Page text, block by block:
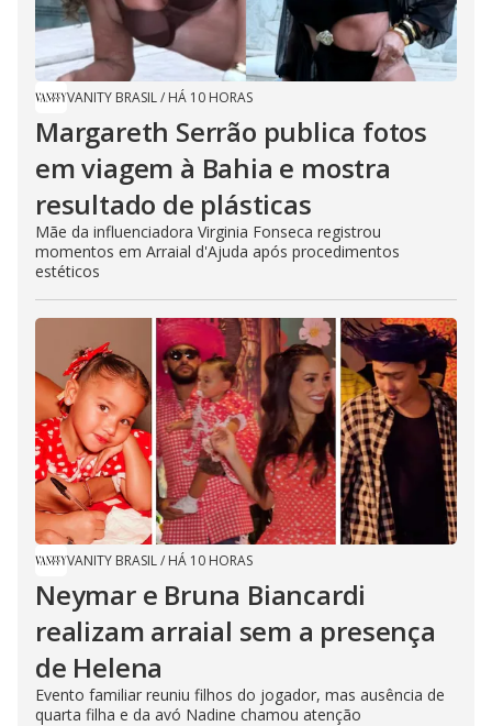
VANITY BRASIL/ HÁ 10 HORAS
Margareth Serrão publica fotos
em viagem à Bahia e mostra
resultado de plásticas
Mãe da influenciadora Virginia Fonseca registrou
momentos em Arraial d'Ajuda após procedimentos
estéticos
VANITY BRASIL/ HÁ 10 HORAS
Neymar e Bruna Biancardi
realizam arraial sem a presença
de Helena
Evento familiar reuniu filhos do jogador, mas ausência de
quarta filha e da avó Nadine chamou atenção